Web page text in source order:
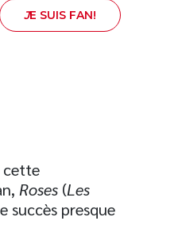
JE SUIS FAN!
cette
Roses (Les
succès presque